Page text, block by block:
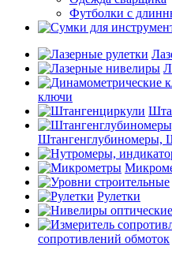
Футболки с
ключи
Штангенглубиномеры,
Рулетки
сопротивлений обмоток